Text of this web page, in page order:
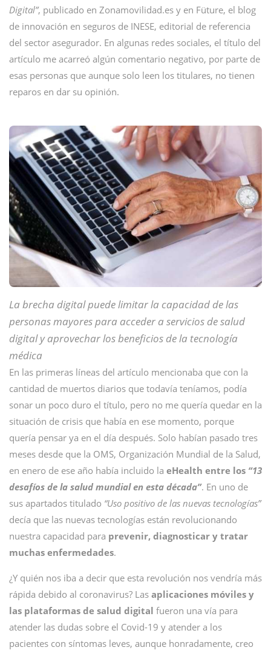
Digital”, publicado en Zonamovilidad.es y en Füture, el blog
de innovación en seguros de INESE, editorial de referencia
del sector asegurador. En algunas redes sociales, el título del
artículo me acarreó algún comentario negativo, por parte de
esas personas que aunque solo leen los titulares, no tienen
reparos en dar su opinión.
La brecha digital puede limitar la capacidad de las
personas mayores para acceder a servicios de salud
digital y aprovechar los beneficios de la tecnología
médica
En las primeras líneas del artículo mencionaba que con la
cantidad de muertos diarios que todavía teníamos, podía
sonar un poco duro el título, pero no me quería quedar en la
situación de crisis que había en ese momento, porque
quería pensar ya en el día después. Solo habían pasado tres
meses desde que la OMS, Organización Mundial de la Salud,
en enero de ese año había incluido la eHealth entre los “13
desafíos de la salud mundial en esta década”. En uno de
sus apartados titulado “Uso positivo de las nuevas tecnologías”
decía que las nuevas tecnologías están revolucionando
nuestra capacidad para prevenir, diagnosticar y tratar
muchas enfermedades.
¿Y quién nos iba a decir que esta revolución nos vendría más
rápida debido al coronavirus? Las aplicaciones móviles y
las plataformas de salud digital fueron una vía para
atender las dudas sobre el Covid-19 y atender a los
pacientes con síntomas leves, aunque honradamente, creo